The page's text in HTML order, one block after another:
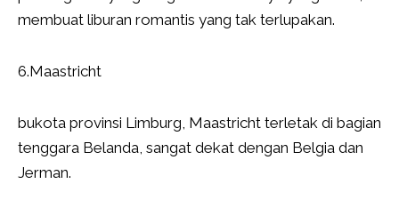
membuat liburan romantis yang tak terlupakan.
6.Maastricht
bukota provinsi Limburg, Maastricht terletak di bagian
tenggara Belanda, sangat dekat dengan Belgia dan
Jerman.